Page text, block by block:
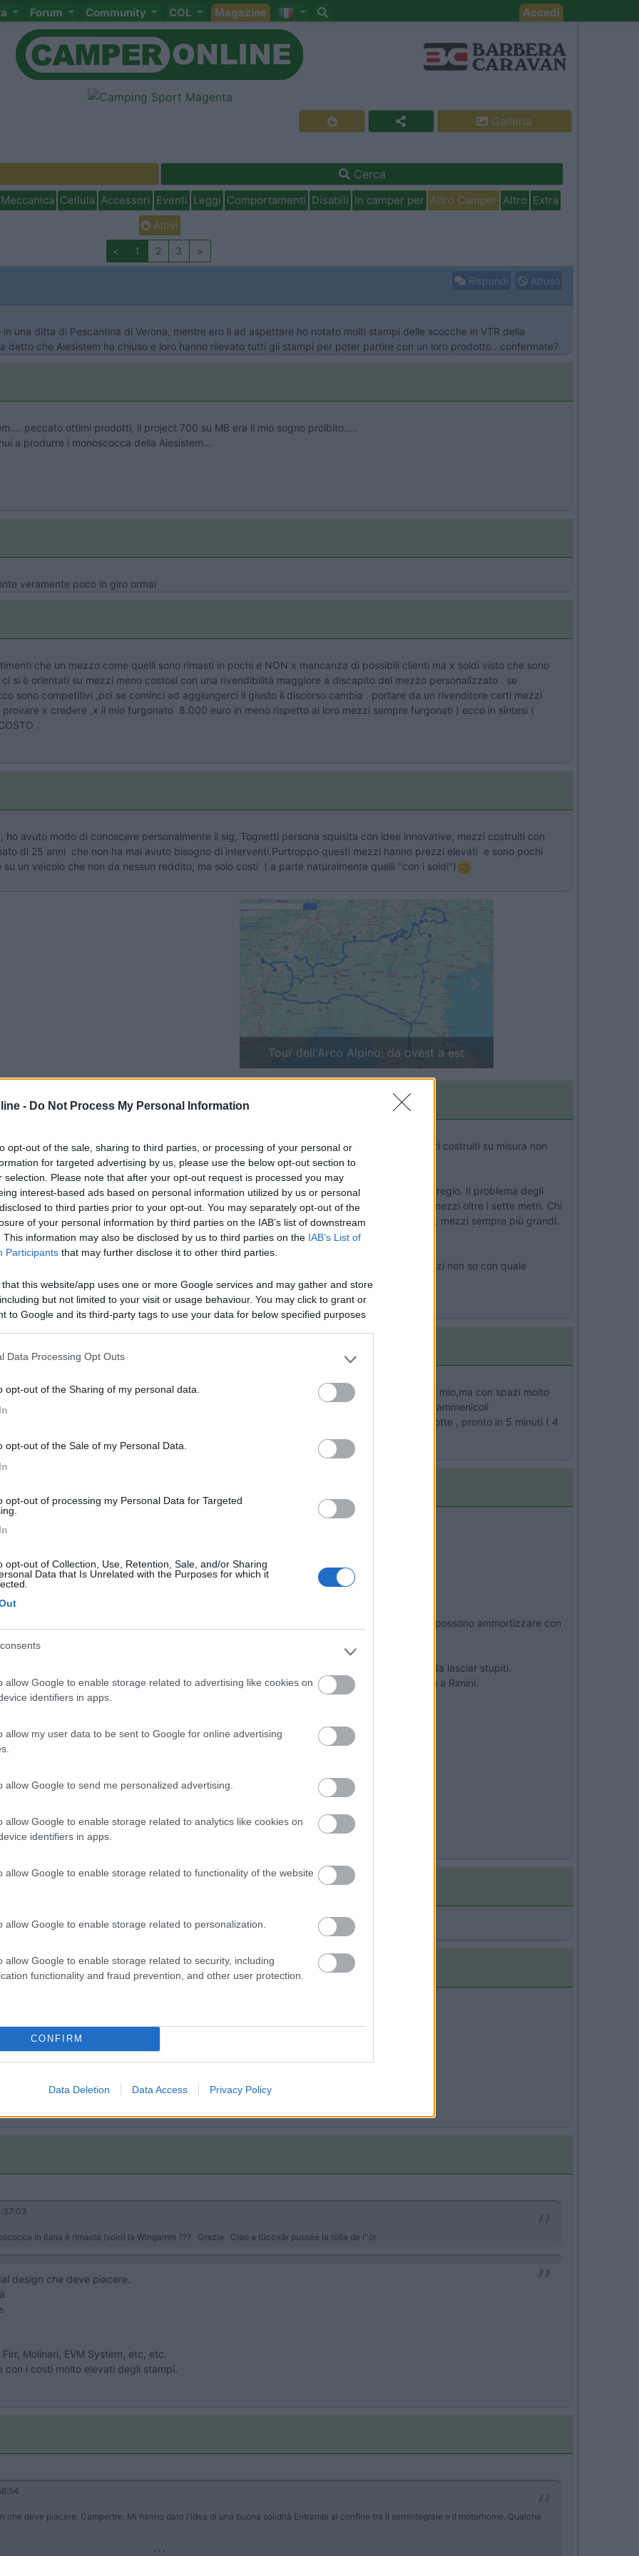
- Do Not Process My Personal Information
opt-out of the sale, sharing to third parties, or processing of your personal or
for targeted advertising by us, please use the below opt-out section to
selection. Please note that after your opt-out request is processed you may
interest-based ads based on personal information utilized by us or personal
to third parties prior to your opt-out. You may separately opt-out of the
of your personal information by third parties on the IAB’s list of downstream
This information may also be disclosed by us to third parties on the IAB’s List of
Participants that may further disclose it to other third parties.
that this website/app uses one or more Google services and may gather and store
but not limited to your visit or usage behaviour. You may click to grant or
to Google and its third-party tags to use your data for below specified purposes
Data Processing Opt Outs
opt-out of the Sharing of my personal data.
opt-out of the Sale of my Personal Data.
opt-out of processing my Personal Data for Targeted
opt-out of Collection, Use, Retention, Sale, and/or Sharing
Data that Is Unrelated with the Purposes for which it
allow Google to enable storage related to advertising like cookies on
identifiers in apps.
allow my user data to be sent to Google for online advertising
allow Google to send me personalized advertising.
allow Google to enable storage related to analytics like cookies on
identifiers in apps.
allow Google to enable storage related to functionality of the website
allow Google to enable storage related to personalization.
allow Google to enable storage related to security, including
functionality and fraud prevention, and other user protection.
CONFIRM
Data Deletion Data Access Privacy Policy
Forum Community COL Magazine Accedi
Galleria
Cerca
Meccanica Cellula Accessori Eventi Leggi Comportamenti Disabili In camper per Altro Camper Altro Extra
Attivi
< 1 2 3 >
Rispondi Abuso
una ditta di Pescantina di Verona, mentre ero lì ad aspettare ho notato molti stampi delle scocche in VTR della
detto che Aiesistem ha chiuso e loro hanno rilevato tutti gli stampi per poter partire con un loro prodotto...confermate?
peccato ottimi prodotti, il project 700 su MB era il mio sogno proibito.....
a produrre i monoscocca della Aiesistem...
veramente poco in giro ormai
che un mezzo come quelli sono rimasti in pochi e NON x mancanza di possibili clienti ma x soldi visto che sono
si è orientati su mezzi meno costosi con una rivendibilità maggiore a discapito del mezzo personalizzato . se
sono competitivi ,poi se cominci ad aggiungerci il giusto il discorso cambia . portare da un rivenditore certi mezzi
x credere ,x il mio furgonato 8.000 euro in meno rispetto ai loro mezzi sempre furgonati ) ecco in sintesi (
.
avuto modo di conoscere personalmente il sig, Tognetti persona squisita con idee innovative, mezzi costruiti con
di 25 anni che non ha mai avuto bisogno di interventi.Purtroppo questi mezzi hanno prezzi elevati e sono pochi
un veicolo che non da nessun reddito, ma solo costi ( a parte naturalmente quelli ''con i soldi'')
Finlandia in camper: il piccolo sentiero
Previous
sono felice proprietario, si vendono ad occhi chiusi, sulla parola, provare per credere! I mezzi costruiti su misura non
tipologia) sono cercati come il pane.
mediamente. Per dire, costavano molto meno di un Laika e meno di tanti altri di minore pregio. Il problema degli
ma è che sono mezzi di ridotte dimensioni, 5.50-6.20 metri ma oggi il mercato vuole mezzi oltre i sette metri. Chi
costruito mezzi di grandi dimensioni, ha trovato sempre più acquirenti e, di conseguenza, mezzi sempre più grandi.
Aiesistem ed altri allestitori di nicchia si sono associati per continuare a produrre mezzi non so con quale
da altri marchi più o meno noti.
di livello medio ( per fare un esempio, il magnum della elnag costava piu o meno come il mio,ma con spazi molto
caduti a pezzi , mentre il mio viaggia ancora senza problemi di infiltrazioni, putridume e ammenicoli
di usarlo con i due nipoti e non mi ha creato problemi senza contare la praticita' d'uso notte , pronto in 5 minuti ( 4
anno fa tentammo di aprire il topic AIE club nella sezione marchi.
pochi. Ma tra questi, di quelli buoni, ancora leggo che qualcuno ce l'ha.
la qualità non sempre paga. Purtroppo.
ai saloni.
come si chiamasse, per l'allestimento "su misura".
scocca, un paio d'anni fa l'hanno rifatta ex-novo, sono investimenti pesanti che non si possono ammortizzare con
produzioni di qualità mediocre continuino a vendere. E noi a comprare.
persona in qualche modo spigolosa ma talmente attento alla soddisfazione del cliente da lasciar stupiti.
sia ad Aiesistem che a Webasto stessa. Mi diedero appuntemento, non ricordo se a Parma o a Rimini.
che Tognetti era già passato di persona per verificare che mi aspettassero.
sostituzione con unità nuova, pranzo pagato da loro.
del prodotto riescano a continuare.
(nel 2017 saranno trent'anni che giro in giro).
uno sarebbe stato solo un AIE.
monoscocca in Italia è rimasta (solo) la Wingamm ???
in Italia è rimasta (solo) la Wingamm ??? Grazie Ciao a tüccvâr pussée la tòlla de l''òr
design che deve piacere.
Molinari, EVM System, etc, etc.
i costi molto elevati degli stampi.
che deve piacere. Campertre: Mi hanno dato l'idea di una buona solidità Entrambi al confine tra il semintegrale e il motorhome. Qualche
...